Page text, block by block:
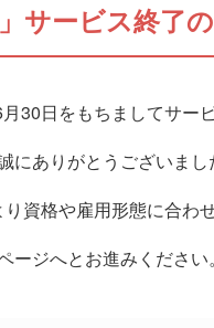
サービス終了
30日をもちましてサー
ありがとうございまし
資格や雇用形態に合わ
ジへとお進みください。